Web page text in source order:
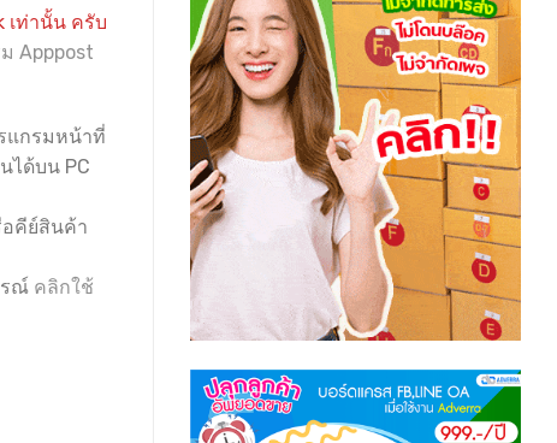
เท่านั้น ครับ
Apppost
แกรมหน้าที่
ได้บน PC
คีย์สินค้า
รณ์ คลิกใช้